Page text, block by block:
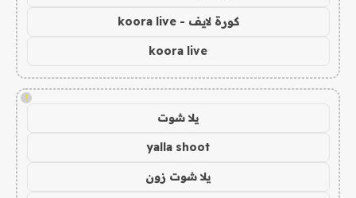
كورة لايف - koora live
koora live
!
يلا شوت
yalla shoot
يلا شوت زون